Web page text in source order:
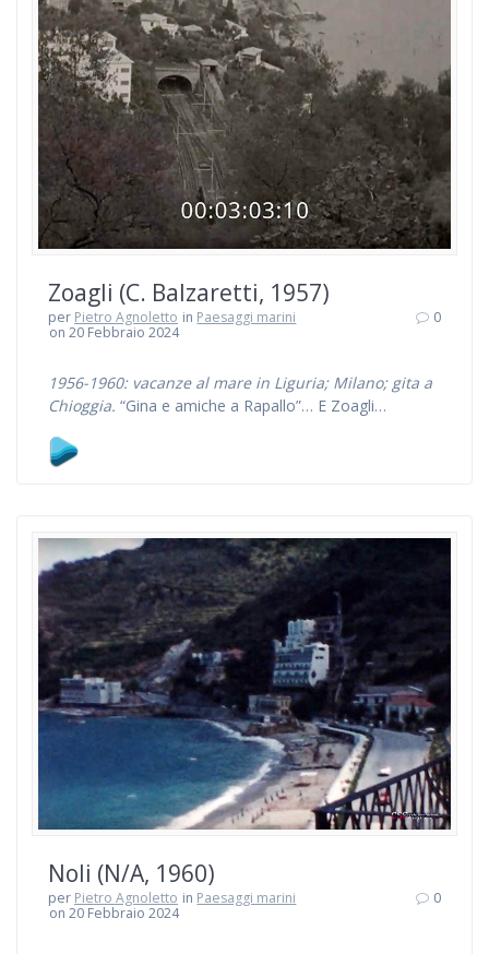
Zoagli (C. Balzaretti, 1957)
per Pietro Agnoletto in Paesaggi marini
on 20 Febbraio 2024
0
1956-1960: vacanze al mare in Liguria; Milano; gita a
Chioggia. “Gina e amiche a Rapallo”… E Zoagli…
Noli (N/A, 1960)
per Pietro Agnoletto in Paesaggi marini
on 20 Febbraio 2024
0